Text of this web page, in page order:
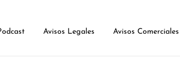
Avisos Legales Avisos Comerciales